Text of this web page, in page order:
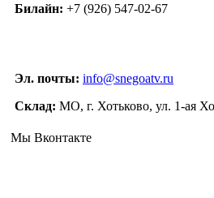
Билайн: +7 (926) 547-02-67
Эл. почты: info@snegoatv.ru
Склад: МО, г. Хотьково, ул. 1-ая
Мы Вконтакте